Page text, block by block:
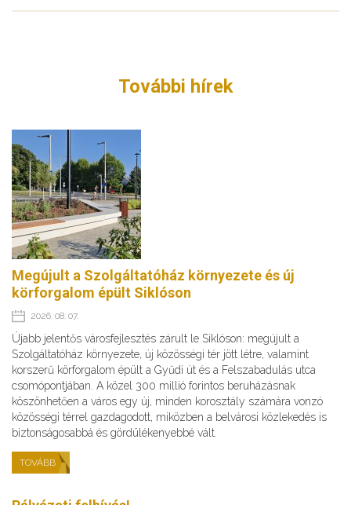
További hírek
Megújult a Szolgáltatóház környezete és új
körforgalom épült Siklóson
2026. 08. 07.
Újabb jelentős városfejlesztés zárult le Siklóson: megújult a
Szolgáltatóház környezete, új közösségi tér jött létre, valamint
korszerű körforgalom épült a Gyűdi út és a Felszabadulás utca
csomópontjában. A közel 300 millió forintos beruházásnak
köszönhetően a város egy új, minden korosztály számára vonzó
közösségi térrel gazdagodott, miközben a belvárosi közlekedés is
biztonságosabbá és gördülékenyebbé vált.
TOVÁBB